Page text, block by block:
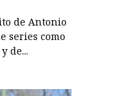
de Antonio
series como
de...